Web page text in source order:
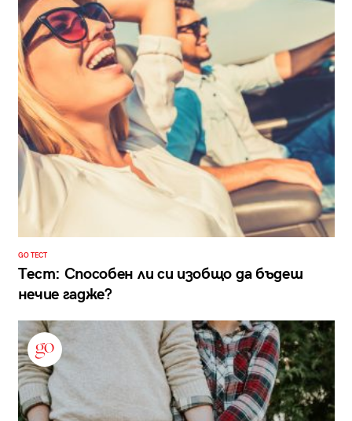
GO ТЕСТ
Тест: Способен ли си изобщо да бъдеш
нечие гадже?